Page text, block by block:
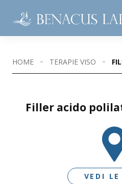
HOME TERAPIE VISO
Filler acido
VEDI LE